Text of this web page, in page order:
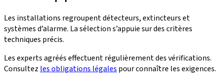
Les installations regroupent détecteurs, extincteurs et
systèmes d’alarme. La sélection s’appuie sur des critères
techniques précis.
Les experts agréés effectuent régulièrement des vérifications.
Consultez les obligations légales pour connaître les exigences.